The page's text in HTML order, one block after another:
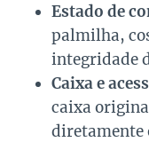
Estado de
palmilha,
integridade
Caixa e
caixa
diretamente